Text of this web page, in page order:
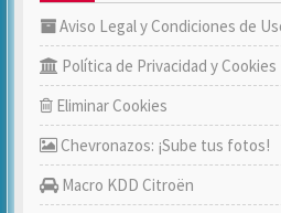
Aviso Legal y Condiciones de
Política de Privacidad y Cookies
Eliminar Cookies
Chevronazos: ¡Sube tus fotos!
Macro KDD Citroën